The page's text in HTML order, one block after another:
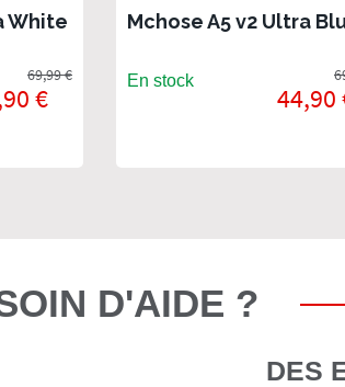
White
€
69,99 €
Mchose A5 v2 Ultra
En stock
44,90
D'AIDE ?
DES